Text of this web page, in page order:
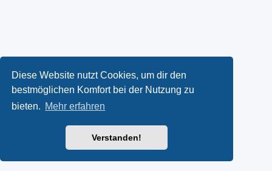
Diese Website nutzt Cookies, um dir den
bestmöglichen Komfort bei der Nutzung zu
bieten. Mehr erfahren
Verstanden!